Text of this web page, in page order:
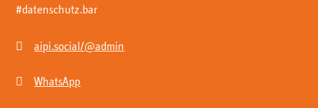
#datenschutz.bar
 aipi.social/@admin
 WhatsApp